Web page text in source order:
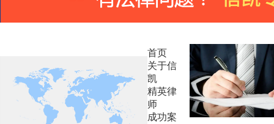
首页
关于信
凯
精英律
师
成功案